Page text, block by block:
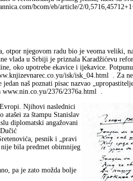
bcom/eb/article/2/
otpor njegovom radu bio je veoma veliki,
vlada u Srbiji je priznala Karadžićevu
oko upotrebe ekavice i ijekavice.
isk/isk_04.html . Za
naš poznati pisac nazvao
www.nin.co.yu/2376/2376a.html .
Njihovi naslednici
za štampu Stanislav
diplomatski angažovani
pesnik i „pravi
bila predmet obimnijeg
pa je zato možda bolje